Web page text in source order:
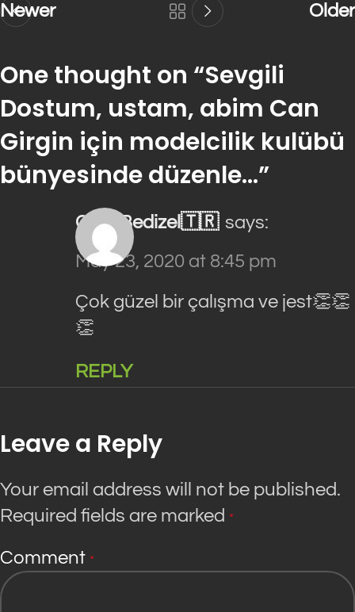
Newer Older
One thought on “Sevgili
Dostum, ustam, abim Can
Girgin için modelcilik kulübü
bünyesinde düzenle…”
Cem Bedizel🇹🇷 says:
May 23, 2020 at 8:45 pm
Çok güzel bir çalışma ve jest👏👏
👏
REPLY
Leave a Reply
Your email address will not be published.
Required fields are marked *
Comment *